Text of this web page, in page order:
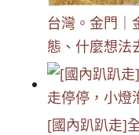
台灣。金門｜
態、什麼想法
[國內趴趴走]